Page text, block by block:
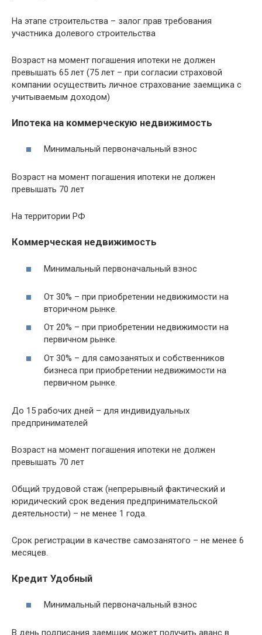
На этапе строительства – залог прав требования
участника долевого строительства
Возраст на момент погашения ипотеки не должен
превышать 65 лет (75 лет – при согласии страховой
компании осуществить личное страхование заемщика с
учитываемым доходом)
Ипотека на коммерческую недвижимость
Минимальный первоначальный взнос
Возраст на момент погашения ипотеки не должен
превышать 70 лет
На территории РФ
Коммерческая недвижимость
Минимальный первоначальный взнос
От 30% – при приобретении недвижимости на
вторичном рынке.
От 20% – при приобретении недвижимости на
первичном рынке.
От 30% – для самозанятых и собственников
бизнеса при приобретении недвижимости на
первичном рынке.
До 15 рабочих дней – для индивидуальных
предпринимателей
Возраст на момент погашения ипотеки не должен
превышать 70 лет
Общий трудовой стаж (непрерывный фактический и
юридический срок ведения предпринимательской
деятельности) – не менее 1 года.
Срок регистрации в качестве самозанятого – не менее 6
месяцев.
Кредит Удобный
Минимальный первоначальный взнос
В день подписания заемщик может получить аванс в